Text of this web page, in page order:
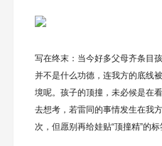
写在终末：当今好多父母齐条目
并不是什么功德，连我方的底线
境呢。孩子的顶撞，未必候是在
去想考，若雷同的事情发生在我
次，但愿别再给娃贴“顶撞精”的标